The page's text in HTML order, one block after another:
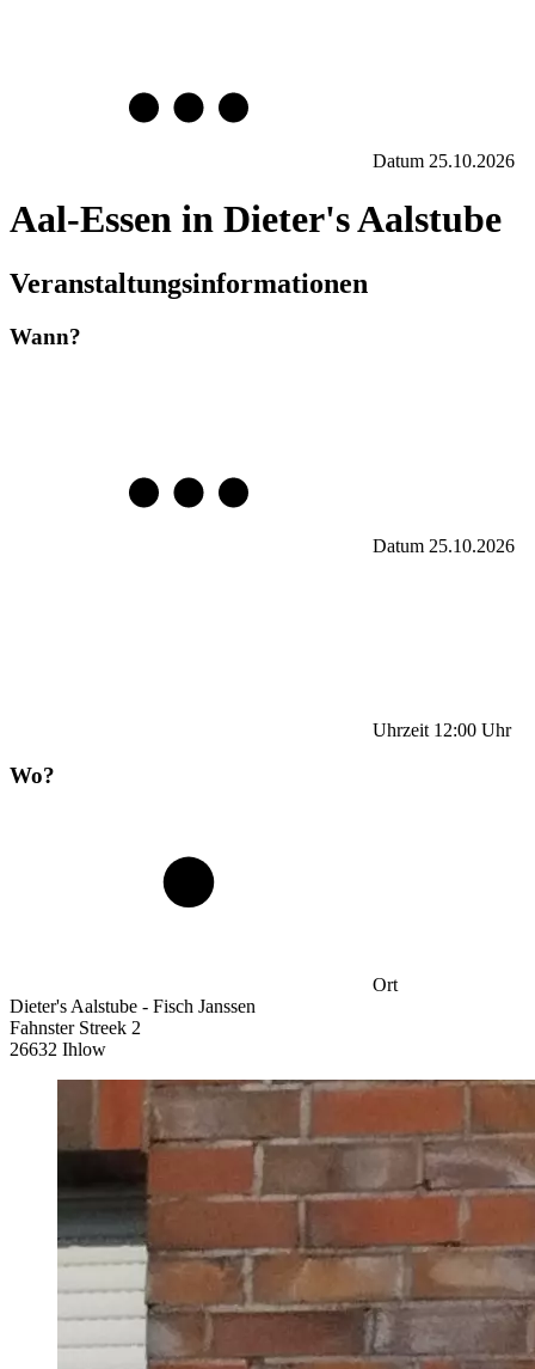
Datum 25.10.2026
Aal-Essen in Dieter's Aalstube
Veranstaltungsinformationen
Wann?
Datum 25.10.2026
Uhrzeit 12:00 Uhr
Wo?
Ort
Dieter's Aalstube - Fisch Janssen
Fahnster Streek 2
26632 Ihlow